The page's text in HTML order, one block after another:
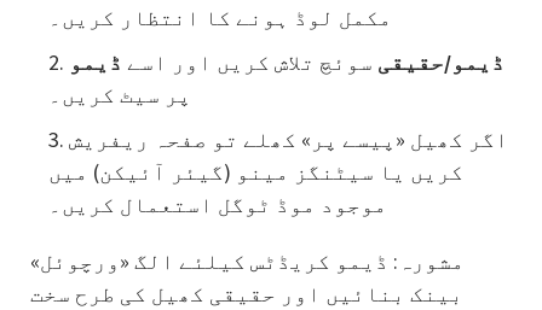
مکمل لوڈ ہونے کا انتظار کریں۔
ڈیمو/حقیقی سوئچ تلاش کریں اور اسے ڈیمو
پر سیٹ کریں۔
اگر کھیل «پیسے پر» کھلے تو صفحہ ریفریش
کریں یا سیٹنگز مینو (گیئر آئیکن) میں
موجود موڈ ٹوگل استعمال کریں۔
مشورہ: ڈیمو کریڈٹس کیلئے الگ «ورچوئل»
بینک بنائیں اور حقیقی کھیل کی طرح سخت